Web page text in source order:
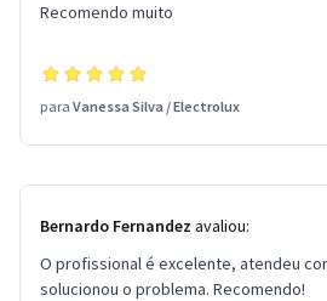
Recomendo muito
para Vanessa Silva /Electrolux
Bernardo Fernandez avaliou:
O profissional é excelente, atendeu
solucionou o problema. Recomendo!